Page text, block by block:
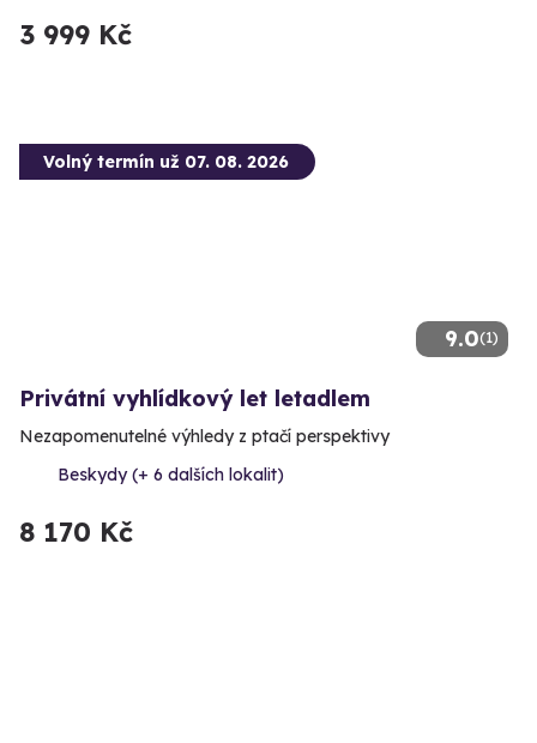
3 999 Kč
9.0(1)
Volný termín už 07. 08. 2026
Privátní vyhlídkový let letadlem
Nezapomenutelné výhledy z ptačí perspektivy
Beskydy (+ 6 dalších lokalit)
8 170 Kč